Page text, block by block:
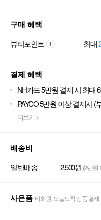
구매 혜택
뷰티포인트 최대
결제 혜택
NH카드 5만원 결제 시 최대
PAYCO 5만원 이상 결제시 (
더보기 >
배송비
일반배송 2,500원 (2만원
사은품 비회원, 오늘도착 상품 결제